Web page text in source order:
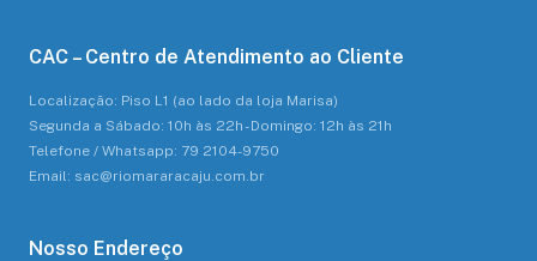
CAC – Centro de Atendimento ao Cliente
Localização: Piso L1 (ao lado da loja Marisa)
Segunda a Sábado: 10h às 22h - Domingo: 12h às 21h
Telefone / Whatsapp: 79 2104-9750
Email: sac@riomararacaju.com.br
Nosso Endereço